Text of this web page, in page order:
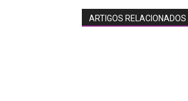
ARTIGOS RELACIONADOS